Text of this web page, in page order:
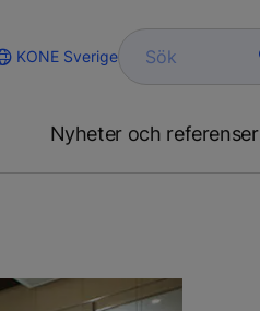
KONE Sverige Sök
Nyheter och referenser